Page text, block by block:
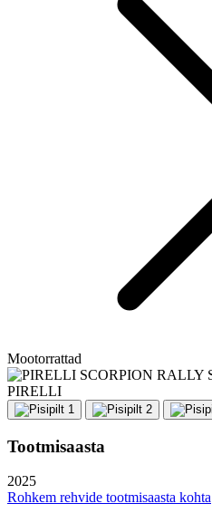
Mootorrattad
PIRELLI
Tootmisaasta
2025
Rohkem rehvide tootmisaasta kohta